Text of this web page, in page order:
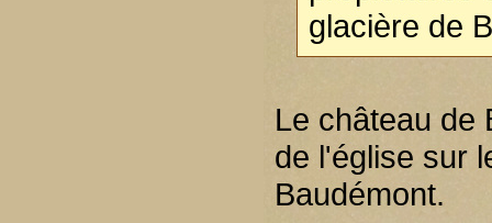
glacière de
Le château de
de l'église sur
Baudémont.